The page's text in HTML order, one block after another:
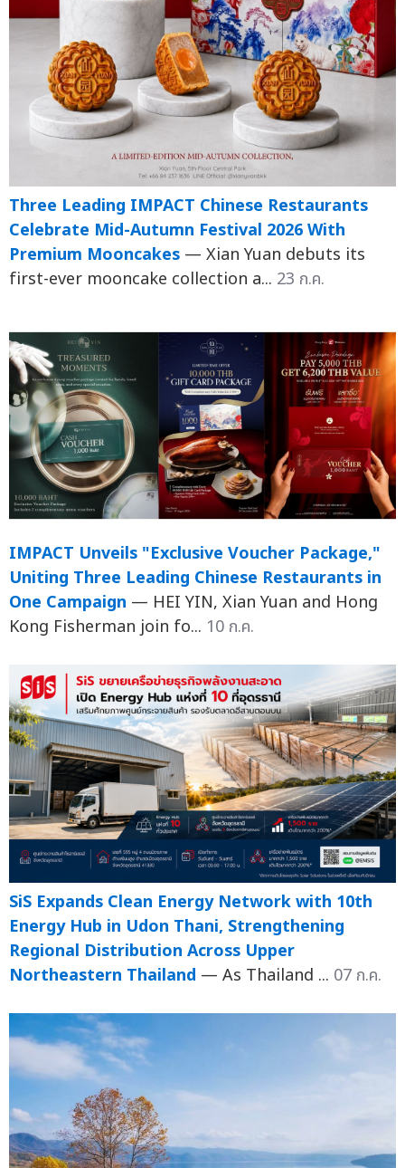
Three Leading IMPACT Chinese Restaurants
Celebrate Mid-Autumn Festival 2026 With
Premium Mooncakes — Xian Yuan debuts its
first-ever mooncake collection a... 23 ก.ค.
IMPACT Unveils "Exclusive Voucher Package,"
Uniting Three Leading Chinese Restaurants in
One Campaign — HEI YIN, Xian Yuan and Hong
Kong Fisherman join fo... 10 ก.ค.
SiS Expands Clean Energy Network with 10th
Energy Hub in Udon Thani, Strengthening
Regional Distribution Across Upper
Northeastern Thailand — As Thailand ... 07 ก.ค.